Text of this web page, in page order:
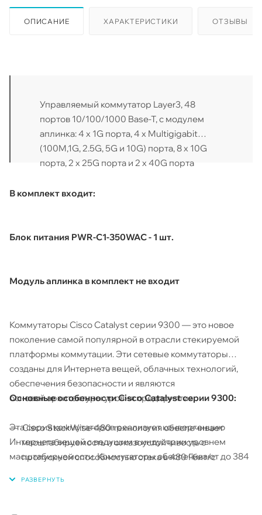
ОПИСАНИЕ ХАРАКТЕРИСТИКИ ОТЗЫВЫ
Управляемый коммутатор Layer3, 48
портов 10/100/1000 Base-T, с модулем
аплинка: 4 x 1G порта, 4 x Multigigabit
(100M,1G, 2.5G, 5G и 10G) порта, 8 x 10G
порта, 2 x 25G порта и 2 x 40G порта
В комплект входит:
Блок питания PWR-C1-350WAC - 1 шт.
Модуль аплинка в комплект не входит
Коммутаторы Cisco Catalyst серии 9300 — это новое
поколение самой популярной в отрасли стекируемой
платформы коммутации. Эти сетевые коммутаторы
созданы для Интернета вещей, облачных технологий,
обеспечения безопасности и являются
основой архитектуры уровня предприятия.
Эта серия коммутаторов реализует конвергенцию
Интернета вещей с ведущим в индустрии уровнем
масштабируемости. Коммутаторы обеспечивают до 384
PoE, высокую безопасность, поддержку протокола AVB и
Основные особенности Cisco Catalyst серии 9300​:
Cisco StackWise-480 технология обеспечивает
масштабируемость и отказоустойчивость с
пропускной способностью стека в 480 Гбит/с
Cisco StackPower технология обеспечивает